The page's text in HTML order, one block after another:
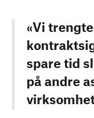
«Vi
spare tid
på andre